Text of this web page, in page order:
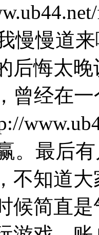
慢慢道
后悔太
曾经在
。最后
不知道
候简直